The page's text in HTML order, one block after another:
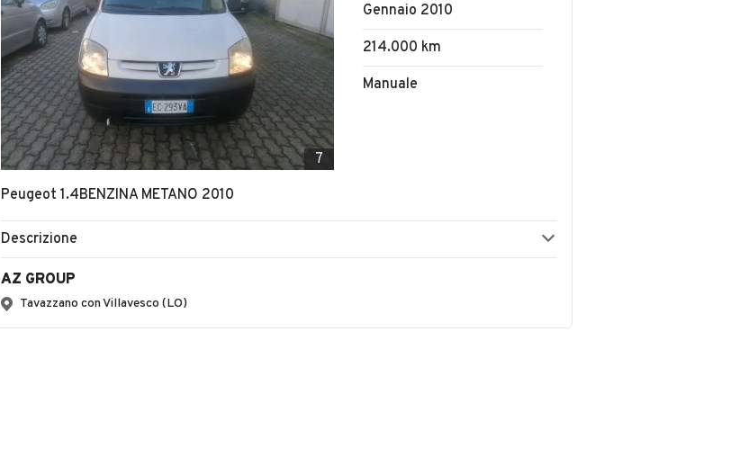
7
Peugeot 1.4BENZINA METANO 2010
Gennaio 2010
214.000 km
Manuale
Descrizione
AZ GROUP
Tavazzano con Villavesco (LO)